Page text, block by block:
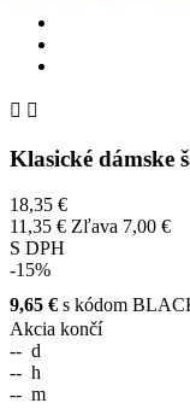
 
Klasické dámske
18,35 €
11,35 € Zľava 7,00 €
S DPH
-15%
9,65 € s kódom
Akcia končí
-- d
-- h
-- m